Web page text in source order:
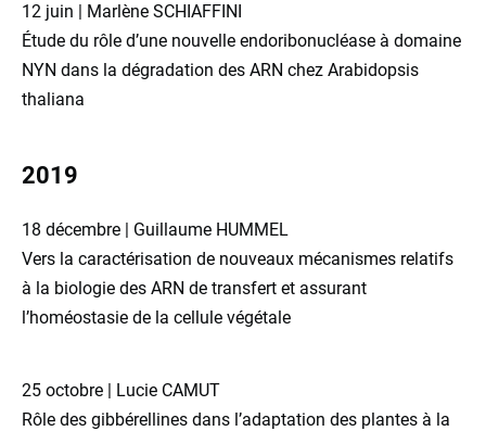
12 juin | Marlène SCHIAFFINI
Étude du rôle d’une nouvelle endoribonucléase à domaine
NYN dans la dégradation des ARN chez Arabidopsis
thaliana
2019
18 décembre | Guillaume HUMMEL
Vers la caractérisation de nouveaux mécanismes relatifs
à la biologie des ARN de transfert et assurant
l’homéostasie de la cellule végétale
25 octobre | Lucie CAMUT
Rôle des gibbérellines dans l’adaptation des plantes à la